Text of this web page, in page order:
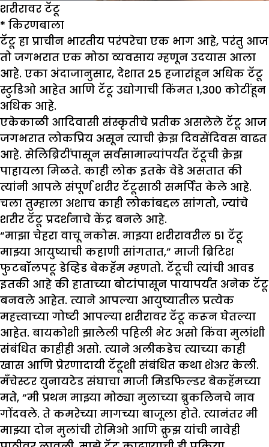
शरीरावर टॅटू
* किरणबाला
टॅटू हा प्राचीन भारतीय परंपरेचा एक भाग आहे, परंतु आज
तो जगभरात एक मोठा व्यवसाय म्हणून उदयास आला
आहे. एका अंदाजानुसार, देशात 25 हजारांहून अधिक टॅटू
स्टुडिओ आहेत आणि टॅटू उद्योगाची किंमत 1,300 कोटींहून
अधिक आहे.
एकेकाळी आदिवासी संस्कृतीचे प्रतीक असलेले टॅटू आज
जगभरात लोकप्रिय असून त्याची क्रेझ दिवसेंदिवस वाढत
आहे. सेलिब्रिटींपासून सर्वसामान्यांपर्यंत टॅटूची क्रेझ
पाहायला मिळते. काही लोक इतके वेडे असतात की
त्यांनी आपले संपूर्ण शरीर टॅटूसाठी समर्पित केले आहे.
चला तुम्हाला अशाच काही लोकांबद्दल सांगतो, ज्यांचे
शरीर टॅटू प्रदर्शनाचे केंद्र बनले आहे.
“माझा चेहरा वाचू नकोस. माझ्या शरीरावरील 51 टॅटू
माझ्या आयुष्याची कहाणी सांगतात,” माजी ब्रिटिश
फुटबॉलपटू डेव्हिड बेकहॅम म्हणतो. टॅटूची त्यांची आवड
इतकी आहे की हाताच्या बोटांपासून पायापर्यंत अनेक टॅटू
बनवले आहेत. त्याने आपल्या आयुष्यातील प्रत्येक
महत्त्वाच्या गोष्टी आपल्या शरीरावर टॅटू करून घेतल्या
आहेत. बायकोशी झालेली पहिली भेट असो किंवा मुलांशी
संबंधित काहीही असो. त्याने अलीकडेच त्याच्या काही
खास आणि प्रेरणादायी टॅटूशी संबंधित कथा शेअर केली.
मँचेस्टर युनायटेड संघाचा माजी मिडफिल्डर बेकहॅमच्या
मते, “मी प्रथम माझ्या मोठ्या मुलाच्या ब्रुकलिनचे नाव
गोंदवले. ते कमरेच्या मागच्या बाजूला होते. त्यानंतर मी
माझ्या दोन मुलांची रोमिओ आणि क्रुझ यांची नावेही